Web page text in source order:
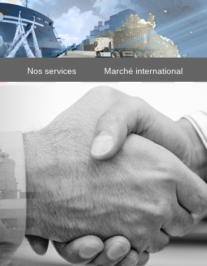
Nos services Marché international